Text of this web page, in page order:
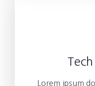
Lorem ipsum